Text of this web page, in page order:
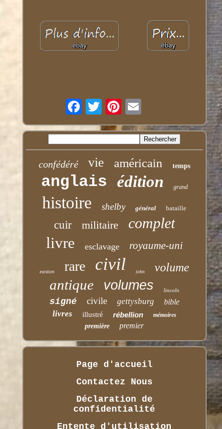
confédéré vie américain temps
anglais édition grand
histoire shelby général bataille
cuir militaire complet
livre esclavage royaume-uni
easton rare civil john volume
antique volumes lincoln
signé civile gettysburg bible
livres illustré rébellion mémoires
première premier
Page d'accueil
Contactez Nous
Déclaration de
confidentialité
Entente d'utilisation